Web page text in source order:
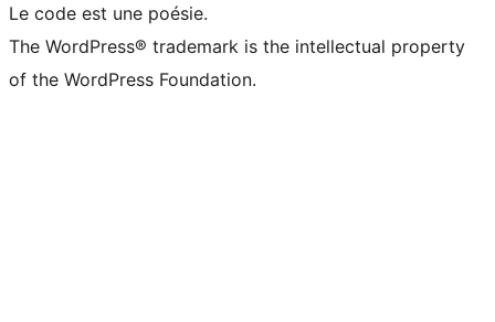
Le code est une poésie.
The WordPress® trademark is the intellectual property
of the WordPress Foundation.